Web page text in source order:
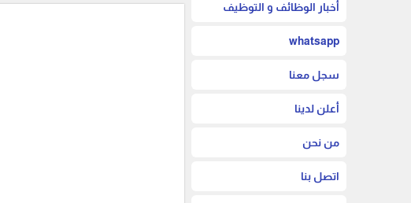
أخبار الوظائف و التوظيف
whatsapp
سجل معنا
أعلن لدينا
من نحن
اتصل بنا